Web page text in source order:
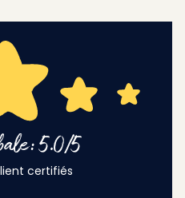
5.0/5
certifiés